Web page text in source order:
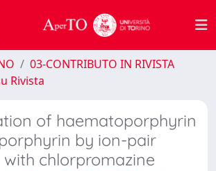
03-CONTRIBUTO IN RIVISTA
Rivista
of haematoporphyrin
by ion-pair
chlorpromazine